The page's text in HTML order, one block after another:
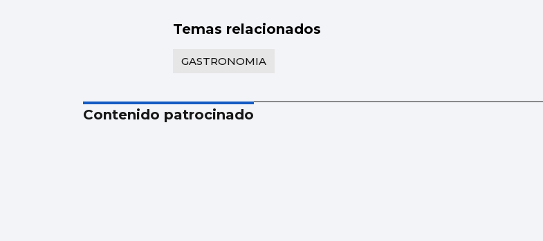
Temas relacionados
GASTRONOMIA
Contenido patrocinado